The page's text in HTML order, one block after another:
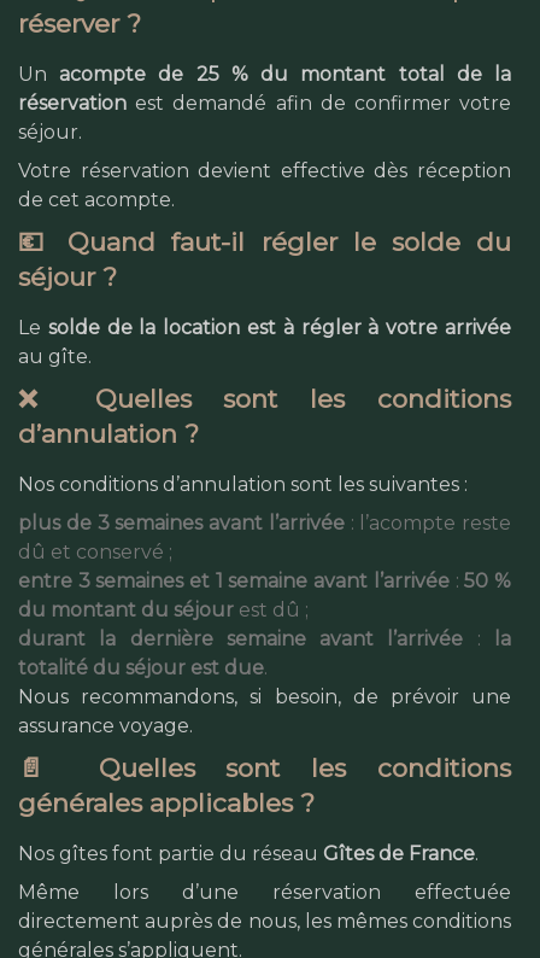
réserver ?
Un acompte de 25 % du montant total de la
réservation est demandé afin de confirmer votre
séjour.
Votre réservation devient effective dès réception
de cet acompte.
💶 Quand faut-il régler le solde du
séjour ?
Le solde de la location est à régler à votre arrivée
au gîte.
❌ Quelles sont les conditions
d’annulation ?
Nos conditions d’annulation sont les suivantes :
plus de 3 semaines avant l’arrivée: l’acompte reste
dû et conservé ;
entre 3 semaines et 1 semaine avant l’arrivée:50 %
du montant du séjour est dû ;
durant la dernière semaine avant l’arrivée :
la
totalité du séjour est due.
Nous recommandons, si besoin, de prévoir une
assurance voyage.
📄 Quelles sont les conditions
générales applicables ?
Nos gîtes font partie du réseau Gîtes de France.
Même lors d’une réservation effectuée
directement auprès de nous, les mêmes conditions
générales s’appliquent.